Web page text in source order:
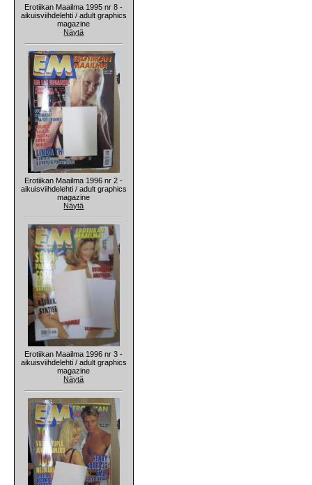
Erotiikan Maailma 1995 nr 8 -
aikuisviihdelehti / adult graphics
magazine
Näytä
Erotiikan Maailma 1996 nr 2 -
aikuisviihdelehti / adult graphics
magazine
Näytä
Erotiikan Maailma 1996 nr 3 -
aikuisviihdelehti / adult graphics
magazine
Näytä